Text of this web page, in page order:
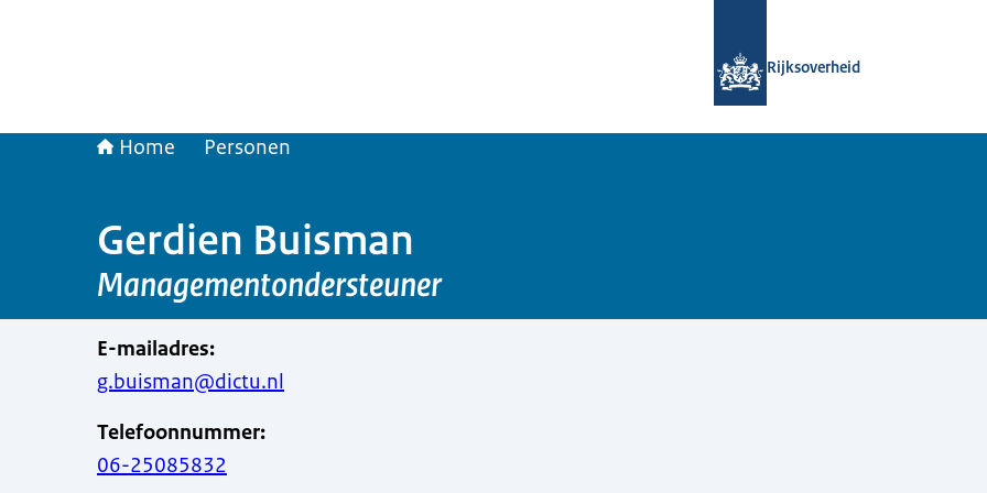
Rijksoverheid
Home Personen
Gerdien Buisman
Managementondersteuner
E-mailadres:
g.buisman@dictu.nl
Telefoonnummer:
06-25085832